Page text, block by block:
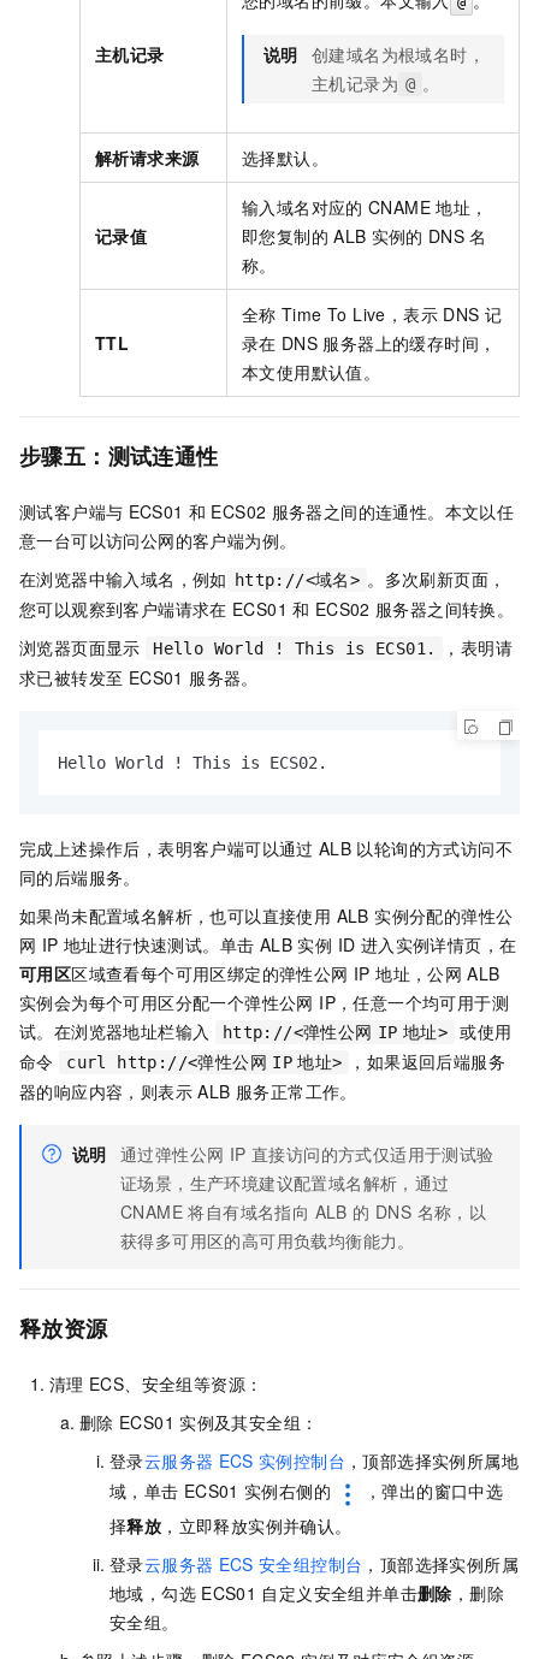
主机记录 说明 创建域名为根域名时，
主机记录为 @ 。
解析请求来源 选择默认。
记录值
输入域名对应的 CNAME 地址，
即您复制的 ALB 实例的 DNS 名
称。
TTL
全称 Time To Live，表示 DNS 记
录在 DNS 服务器上的缓存时间，
本文使用默认值。
步骤五：测试连通性
测试客户端与 ECS01 和 ECS02 服务器之间的连通性。本文以任
意一台可以访问公网的客户端为例。
在浏览器中输入域名，例如
http://<域名> 。多次刷新页面，
您可以观察到客户端请求在 ECS01 和 ECS02 服务器之间转换。
浏览器页面显示
Hello World ! This is ECS01.
，表明请
求已被转发至 ECS01 服务器。
Hello World ! This is ECS02.
完成上述操作后，表明客户端可以通过 ALB 以轮询的方式访问不
同的后端服务。
如果尚未配置域名解析，也可以直接使用 ALB 实例分配的弹性公
网 IP 地址进行快速测试。单击 ALB 实例 ID 进入实例详情页，在
可用区区域查看每个可用区绑定的弹性公网 IP 地址，公网 ALB
实例会为每个可用区分配一个弹性公网 IP，任意一个均可用于测
试。在浏览器地址栏输入
http://<弹性公网 IP 地址>
或使用
命令
curl http://<弹性公网 IP 地址>
，如果返回后端服务
器的响应内容，则表示 ALB 服务正常工作。
说明 通过弹性公网 IP 直接访问的方式仅适用于测试验
证场景，生产环境建议配置域名解析，通过
CNAME 将自有域名指向 ALB 的 DNS 名称，以
获得多可用区的高可用负载均衡能力。
释放资源
清理 ECS、安全组等资源：
删除 ECS01 实例及其安全组：
登录云服务器 ECS 实例控制台 ，顶部选择实例所属地
域，单击 ECS01 实例右侧的
，弹出的窗口中选
择释放 ，立即释放实例并确认。
登录云服务器 ECS 安全组控制台 ，顶部选择实例所属
地域，勾选 ECS01 自定义安全组并单击删除 ，删除
安全组。